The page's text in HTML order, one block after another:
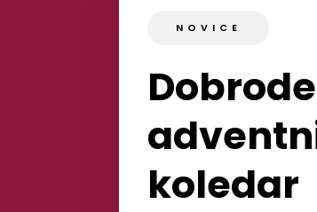
NOVICE
koledar